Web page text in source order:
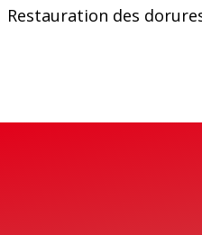
Restauration des